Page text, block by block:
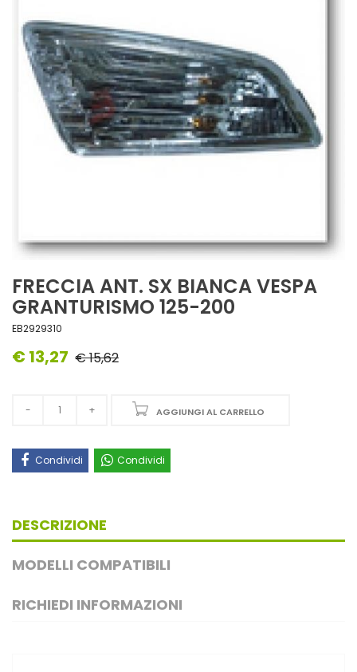
FRECCIA ANT. SX BIANCA VESPA
GRANTURISMO 125-200
EB2929310
€ 13,27 € 15,62
AGGIUNGI AL CARRELLO
Condividi Condividi
DESCRIZIONE
MODELLI COMPATIBILI
RICHIEDI INFORMAZIONI